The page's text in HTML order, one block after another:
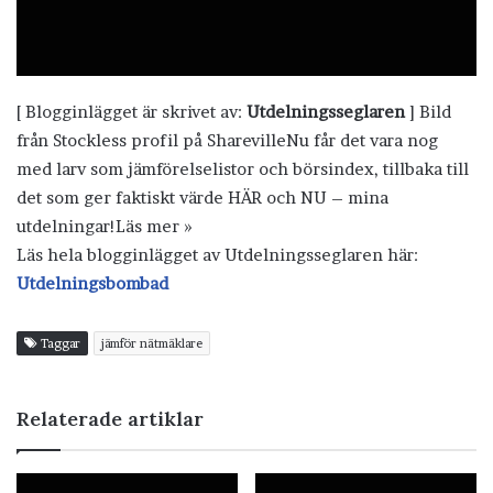
[ Blogginlägget är skrivet av: Utdelningsseglaren] Bild
från Stockless profil på SharevilleNu får det vara nog
med larv som jämförelselistor och börsindex, tillbaka till
det som ger faktiskt värde HÄR och NU – mina
utdelningar!Läs mer »
Läs hela blogginlägget av Utdelningsseglaren här:
Utdelningsbombad
Taggar jämför nätmäklare
Relaterade artiklar